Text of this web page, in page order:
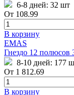
6-8 дней: 32 шт
От 108.99
В корзину
EMAS
Гнездо 12
8-10 дней: 177
От 1 812.69
В корзину